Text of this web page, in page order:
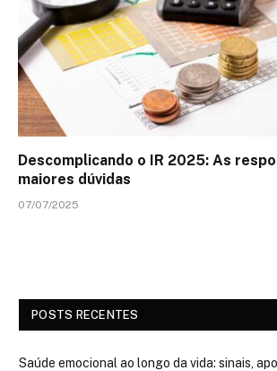
Descomplicando o IR 2025: As
maiores dúvidas
07/07/2025
POSTS RECENTES
Saúde emocional ao longo da vida: sinais,